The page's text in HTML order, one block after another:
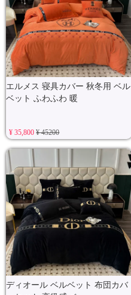
エルメス 寝具カバー 秋冬用 ベル
ベット ふわふわ 暖
¥ 35,800¥ 45200
ディオール ベルベット 布団カバ